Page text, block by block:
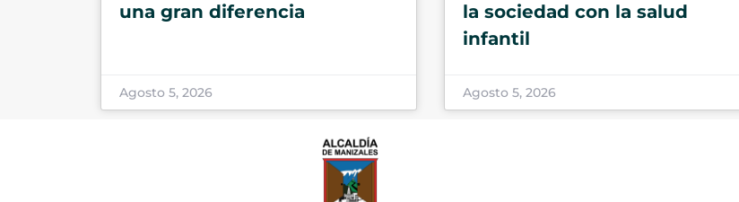
una gran diferencia
Agosto 5, 2026
la sociedad con la salud
infantil
Agosto 5, 2026